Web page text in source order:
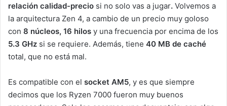
relación calidad-precio si no solo vas a jugar. Volvemos a
la arquitectura Zen 4, a cambio de un precio muy goloso
con 8 núcleos, 16 hilos y una frecuencia por encima de los
5.3 GHz si se requiere. Además, tiene 40 MB de caché
total, que no está mal.
Es compatible con el socket AM5, y es que siempre
decimos que los Ryzen 7000 fueron muy buenos